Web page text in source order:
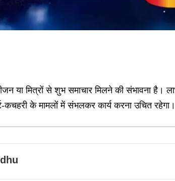
मित्रों से शुभ समाचार मिलने की संभावना है।
के मामलों में संभलकर कार्य करना उचित